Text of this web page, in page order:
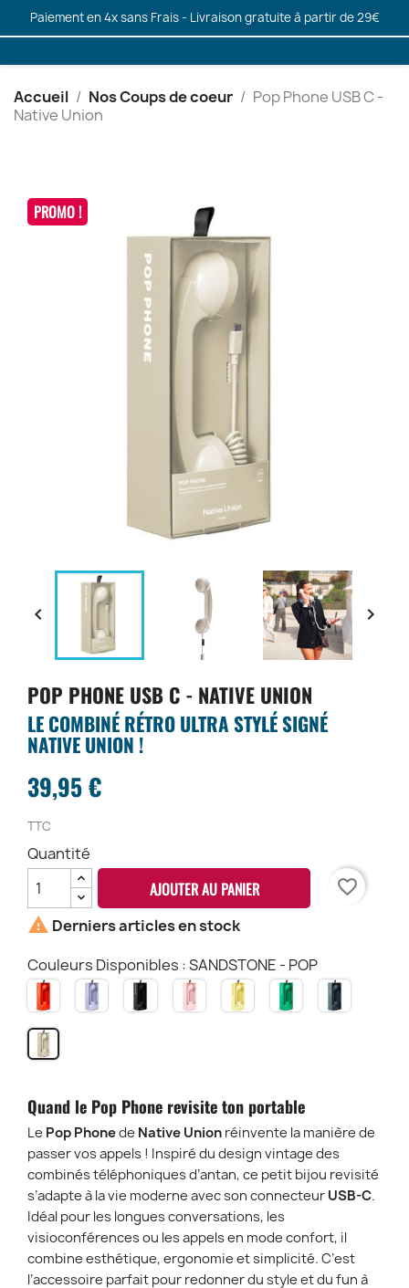
Paiement en 4x sans Frais - Livraison gratuite à partir de 29€
Accueil Nos Coups de coeur
Pop Phone USB C -
Native Union
PROMO !
 
POP PHONE USB C - NATIVE UNION
LE COMBINÉ RÉTRO ULTRA STYLÉ SIGNÉ
NATIVE UNION !
39,95 €
TTC
Quantité
AJOUTER AU PANIER favorite_border
 Derniers articles en stock
Couleurs Disponibles : SANDSTONE - POP
ALARM
RED
AZUR
-
BLACK
-
CANDY
-
LEMON
-
PINE
-
SALTE
GREEN
SANDSTONE
-
Quand le Pop Phone revisite ton portable
Le Pop Phonede Native Union réinvente la manière de
passer vos appels ! Inspiré du design vintage des
combinés téléphoniques d’antan, ce petit bijou revisité
s’adapte à la vie moderne avec son connecteur USB-C.
Idéal pour les longues conversations, les
visioconférences ou les appels en mode confort, il
combine esthétique, ergonomie et simplicité. C’est
l’accessoire parfait pour redonner du style et du fun à